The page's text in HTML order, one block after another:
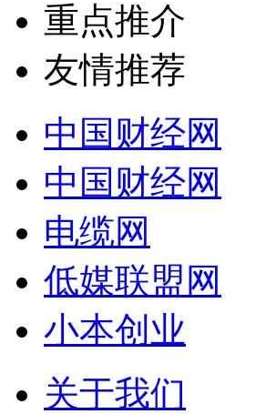
重点推介
友情推荐
中国财经网
中国财经网
电缆网
低媒联盟网
小本创业
关于我们